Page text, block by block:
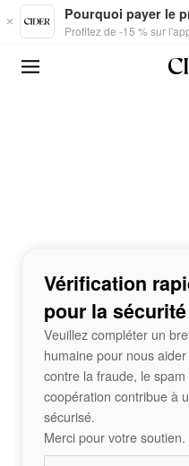
Skip to main content
Pourquoi payer le
Profitez de -15 % sur
Vérification
pour la
Veuillez compléter un
humaine pour nous
contre la fraude, le
coopération contribue à
sécurisé.
Merci pour votre soutien.